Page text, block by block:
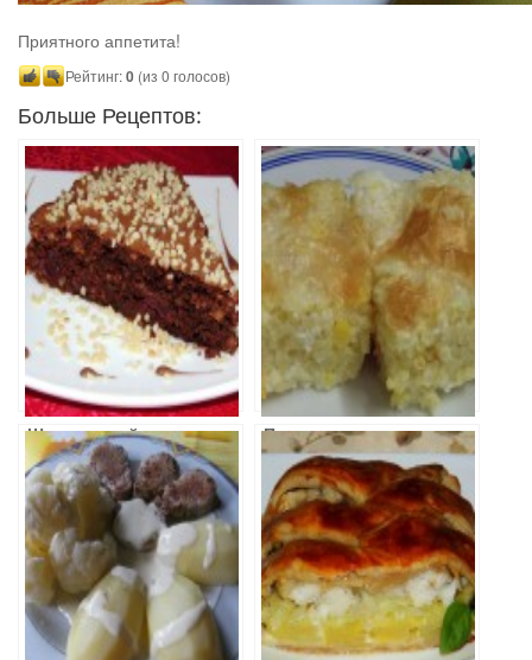
Приятного аппетита!
Рейтинг:0 (из 0 голосов)
Больше Рецептов:
Шоколадный
пирог с вишней
и миндалем
Пшенная каша в
духовке